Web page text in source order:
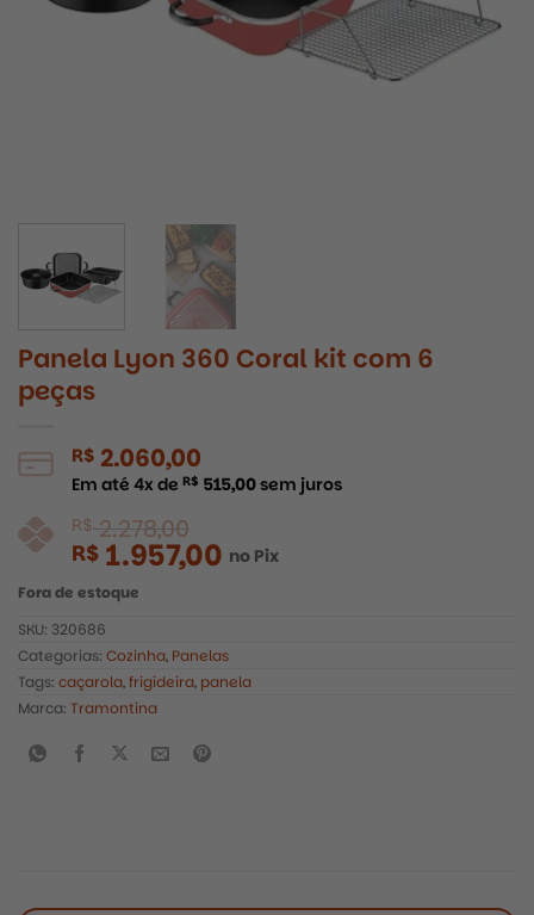
Panela Lyon 360 Coral kit com 6
peças
R$ 2.060,00
Em até 4x de R$ 515,00sem juros
R$ 1.957,00 no Pix
Fora de estoque
SKU: 320686
Categorias: Cozinha, Panelas
Tags: caçarola,frigideira, panela
Marca: Tramontina